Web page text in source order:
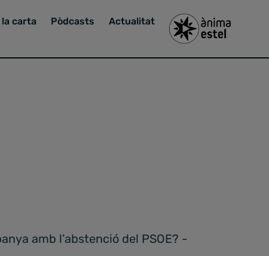
la carta Pòdcasts Actualitat
amb l’abstenció del PSOE? -